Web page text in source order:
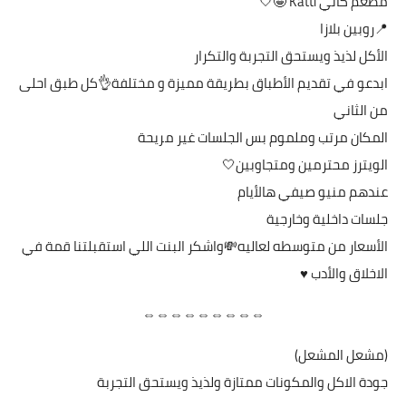
‏📍روبين بلازا
‏الأكل لذيذ ويستحق التجربة والتكرار
‏ابدعو في تقديم الأطباق بطريقة مميزة و مختلفة👌كل طبق احلى
من الثاني
‏المكان مرتب وملموم بس الجلسات غير مريحة
‏الويترز محترمين ومتجاوبين🤍
‏عندهم منيو صيفي هالأيام
‏جلسات داخلية وخارجية
‏الأسعار من متوسطه لعاليه💸واشكر البنت اللي استقبلتنا قمة في
الاخلاق والأدب ♥️
⇔⇔⇔⇔⇔⇔⇔⇔⇔
(مشعل المشعل)
جودة الاكل والمكونات ممتازة ولذيذ ويستحق التجربة